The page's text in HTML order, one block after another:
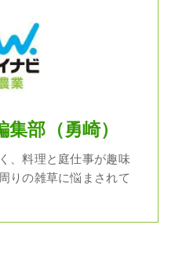
部（勇崎）
、料理と庭仕事が趣味
りの雑草に悩まされて